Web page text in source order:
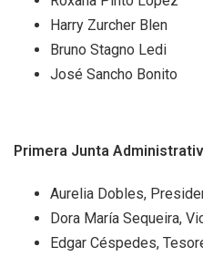
Harry Zurcher Blen
Bruno Stagno Ledi
José Sancho Bonito
Primera Junta
Aurelia Dobles,
Dora María Sequeira,
Edgar Céspedes,